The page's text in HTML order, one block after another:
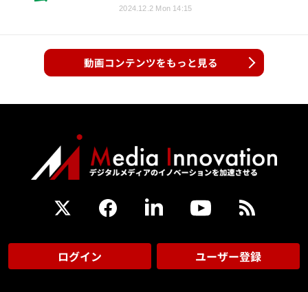
2024.12.2 Mon 14:15
動画コンテンツをもっと見る
ログイン ユーザー登録